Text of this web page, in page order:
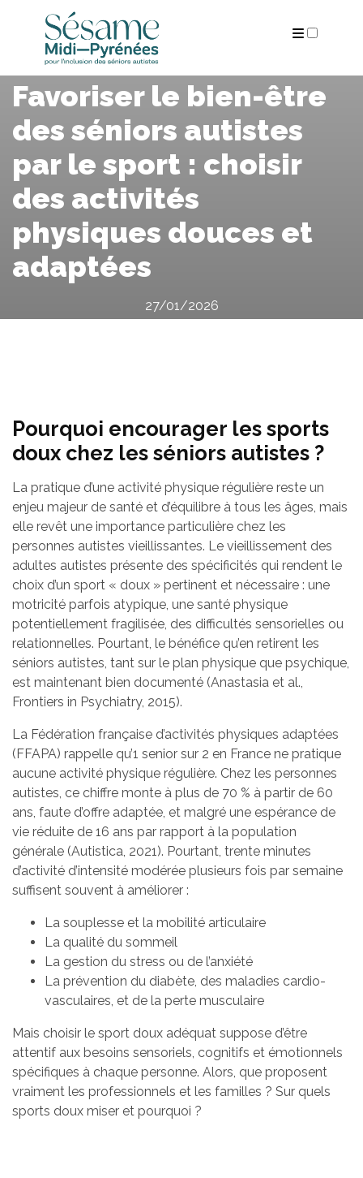
ARCHIVES
Favoriser le bien-être
des séniors autistes
par le sport : choisir
des activités
physiques douces et
adaptées
27/01/2026
Pourquoi encourager les sports
doux chez les séniors autistes ?
La pratique d’une activité physique régulière reste un
enjeu majeur de santé et d’équilibre à tous les âges, mais
elle revêt une importance particulière chez les
personnes autistes vieillissantes. Le vieillissement des
adultes autistes présente des spécificités qui rendent le
choix d’un sport « doux » pertinent et nécessaire : une
motricité parfois atypique, une santé physique
potentiellement fragilisée, des difficultés sensorielles ou
relationnelles. Pourtant, le bénéfice qu’en retirent les
séniors autistes, tant sur le plan physique que psychique,
est maintenant bien documenté (Anastasia et al.,
Frontiers in Psychiatry, 2015).
La Fédération française d’activités physiques adaptées
(FFAPA) rappelle qu’1 senior sur 2 en France ne pratique
aucune activité physique régulière. Chez les personnes
autistes, ce chiffre monte à plus de 70 % à partir de 60
ans, faute d’offre adaptée, et malgré une espérance de
vie réduite de 16 ans par rapport à la population
générale (Autistica, 2021). Pourtant, trente minutes
d’activité d’intensité modérée plusieurs fois par semaine
suffisent souvent à améliorer :
La souplesse et la mobilité articulaire
La qualité du sommeil
La gestion du stress ou de l’anxiété
La prévention du diabète, des maladies cardio-
vasculaires, et de la perte musculaire
Mais choisir le sport doux adéquat suppose d’être
attentif aux besoins sensoriels, cognitifs et émotionnels
spécifiques à chaque personne. Alors, que proposent
vraiment les professionnels et les familles ? Sur quels
sports doux miser et pourquoi ?